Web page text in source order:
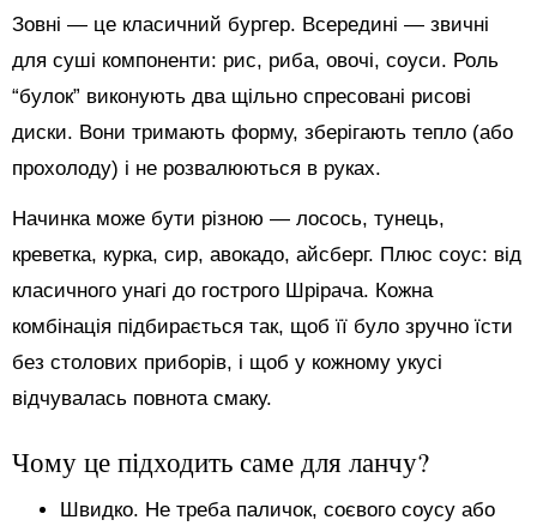
Зовні — це класичний бургер. Всередині — звичні
для суші компоненти: рис, риба, овочі, соуси. Роль
“булок” виконують два щільно спресовані рисові
диски. Вони тримають форму, зберігають тепло (або
прохолоду) і не розвалюються в руках.
Начинка може бути різною — лосось, тунець,
креветка, курка, сир, авокадо, айсберг. Плюс соус: від
класичного унагі до гострого Шрірача. Кожна
комбінація підбирається так, щоб її було зручно їсти
без столових приборів, і щоб у кожному укусі
відчувалась повнота смаку.
Чому це підходить саме для ланчу?
Швидко. Не треба паличок, соєвого соусу або